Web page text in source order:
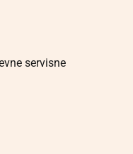
servisne